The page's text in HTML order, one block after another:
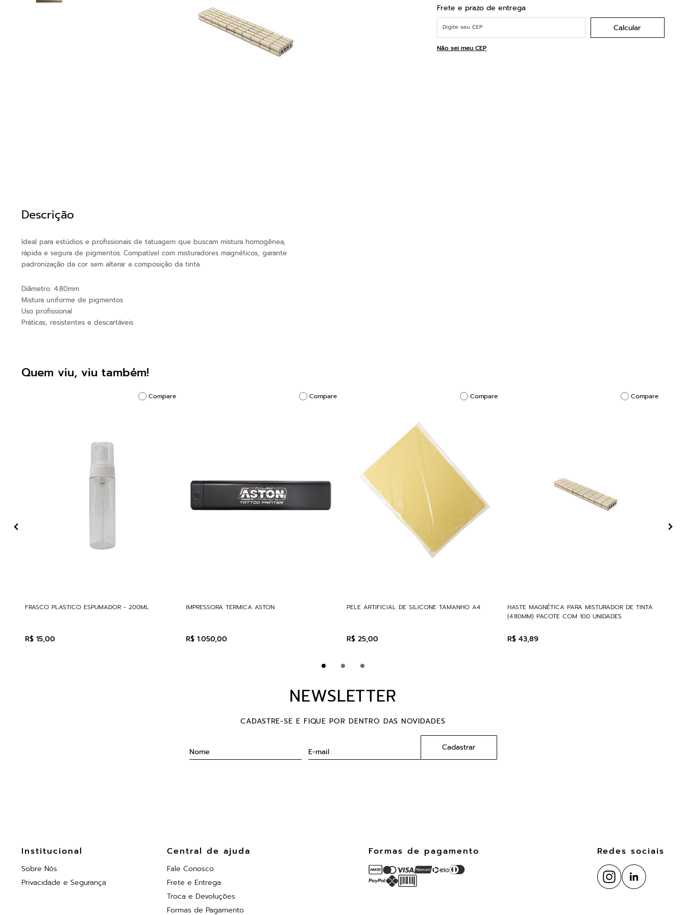
Não sei meu CEP
Descrição
Ideal para estúdios e profissionais de tatuagem que buscam mistura homogênea,
rápida e segura de pigmentos. Compatível com misturadores magnéticos, garante
padronização da cor sem alterar a composição da tinta.
Diâmetro: 4.80mm
Mistura uniforme de pigmentos
Uso profissional
Práticas, resistentes e descartáveis
Quem viu, viu também!
Compare
FRASCO PLASTICO ESPUMADOR - 200ML
R$ 15,00
Compare
IMPRESSORA TERMICA ASTON
R$ 1.050,00
Compare
PELE ARTIFICIAL DE SILICONE TAMANHO A4
R$ 25,00
Compare
HASTE MAGNÉTICA PARA MISTURADOR DE TINTA
(4.80MM) PACOTE COM 100 UNIDADES
R$ 43,89
NEWSLETTER
CADASTRE-SE E FIQUE POR DENTRO DAS NOVIDADES
Cadastrar
Institucional
Sobre Nós
Privacidade e Segurança
Central de ajuda
Fale Conosco
Frete e Entrega
Troca e Devoluções
Formas de Pagamento